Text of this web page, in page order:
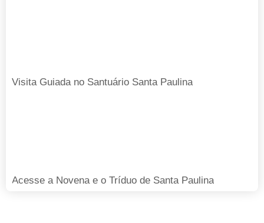
Visita Guiada no Santuário Santa Paulina
Acesse a Novena e o Tríduo de Santa Paulina